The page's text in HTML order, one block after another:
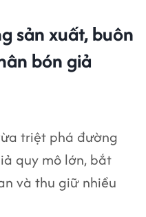
sản xuất, buôn
bón giả
triệt phá đường
quy mô lớn, bắt
và thu giữ nhiều